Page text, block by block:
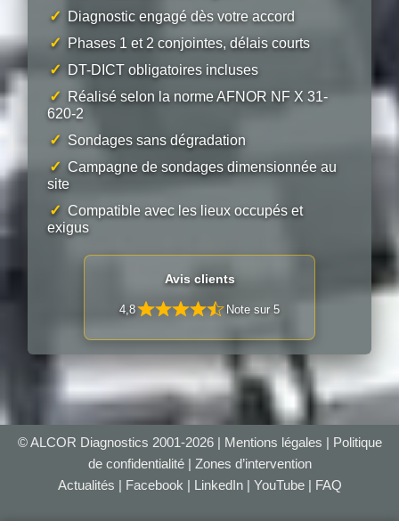
✓ Diagnostic engagé dès votre accord
✓ Phases 1 et 2 conjointes, délais courts
✓ DT-DICT obligatoires incluses
✓
Réalisé selon la norme AFNOR NF X 31-
620-2
✓ Sondages sans dégradation
✓ Campagne de sondages dimensionnée au
site
✓ Compatible avec les lieux occupés et
exigus
Avis clients
4,8 Note sur 5
© ALCOR Diagnostics 2001-2026 | Mentions légales | Politique
de confidentialité| Zones d’intervention
Actualités | Facebook | LinkedIn| YouTube| FAQ